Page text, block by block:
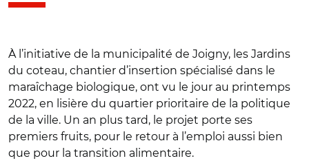
À l’initiative de la municipalité de Joigny, les Jardins
du coteau, chantier d’insertion spécialisé dans le
maraîchage biologique, ont vu le jour au printemps
2022, en lisière du quartier prioritaire de la politique
de la ville. Un an plus tard, le projet porte ses
premiers fruits, pour le retour à l’emploi aussi bien
que pour la transition alimentaire.